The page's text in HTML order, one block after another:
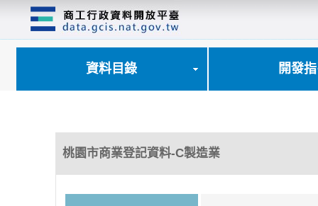
資料目錄 開發
桃園市商業登記資料-C製造業